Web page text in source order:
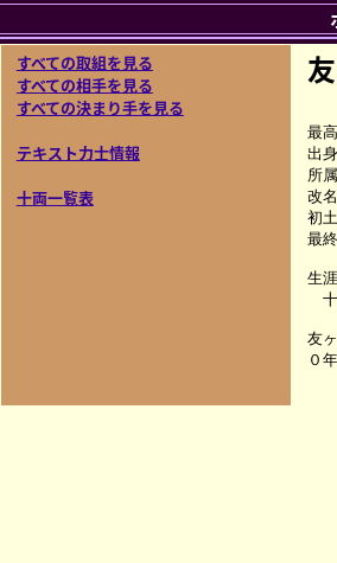
すべての取組を見る
すべての相手を見る
すべての決まり手を見る
テキスト力士情報
十両一覧表
最
出
所
改
初
最
生
十
友